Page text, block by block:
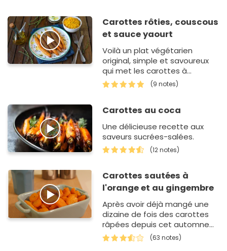
Carottes rôties, couscous
et sauce yaourt
Voilà un plat végétarien
original, simple et savoureux
qui met les carottes à
l'honneur. Faciles à préparer,
ces carottes…
(9 notes)
Carottes au coca
Une délicieuse recette aux
saveurs sucrées-salées.
(12 notes)
Carottes sautées à
l'orange et au gingembre
Après avoir déjà mangé une
dizaine de fois des carottes
râpées depuis cet automne
et le début de l'hiver, ou les
classiques "carottes lardons
(63 notes)